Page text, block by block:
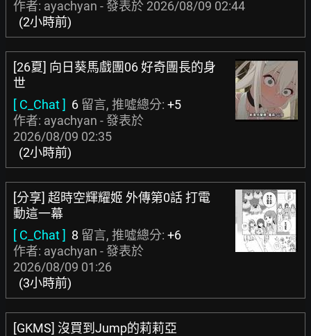
作者: ayachyan - 發表於 2026/08/09 02:44
(2小時前)
[26夏] 向日葵馬戲團06 好奇團長的身
世
[ C_Chat ] 6 留言, 推噓總分: +5
作者: ayachyan - 發表於
2026/08/09 02:35
(2小時前)
[分享] 超時空輝耀姬 外傳第0話 打電
動這一幕
[ C_Chat ] 8 留言, 推噓總分: +6
作者: ayachyan - 發表於
2026/08/09 01:26
(3小時前)
[GKMS] 沒買到Jump的莉莉亞